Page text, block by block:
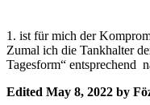
1. ist für mich der
Zumal ich die Tankhalter
Tagesform“ entsprechend
Edited May 8, 2022 by